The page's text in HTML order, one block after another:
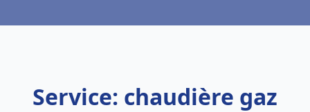
Service: chaudière gaz